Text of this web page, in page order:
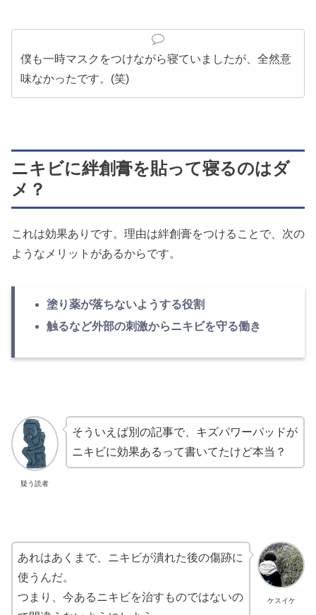
僕も一時マスクをつけながら寝ていましたが、全然意
味なかったです。(笑)
ニキビに絆創膏を貼って寝るのはダ
メ？
これは効果ありです。理由は絆創膏をつけることで、次の
ようなメリットがあるからです。
塗り薬が落ちないようする役割
触るなど外部の刺激からニキビを守る働き
疑う読者
そういえば別の記事で、キズパワーパッドが
ニキビに効果あるって書いてたけど本当？
ケスイケ
あれはあくまで、ニキビが潰れた後の傷跡に
使うんだ。
つまり、今あるニキビを治すものではないの